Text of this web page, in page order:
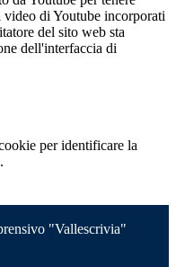
video di Youtube incorporati
del sito web sta
dell'interfaccia di
per identificare la
"Vallescrivia"